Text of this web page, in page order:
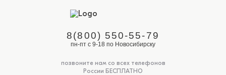
8(800) 550-55-79
пн-пт с 9-18 по Новосибирску
позвоните нам со всех телефонов
России БЕСПЛАТНО